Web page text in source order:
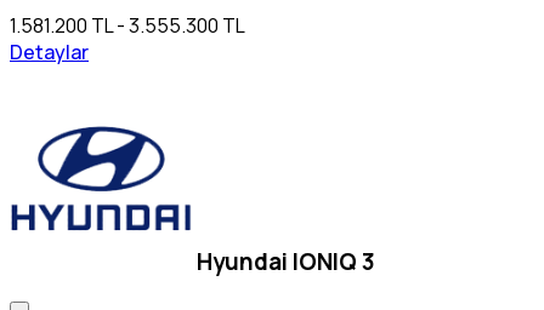
1.581.200 TL - 3.555.300 TL
Detaylar
Hyundai IONIQ 3